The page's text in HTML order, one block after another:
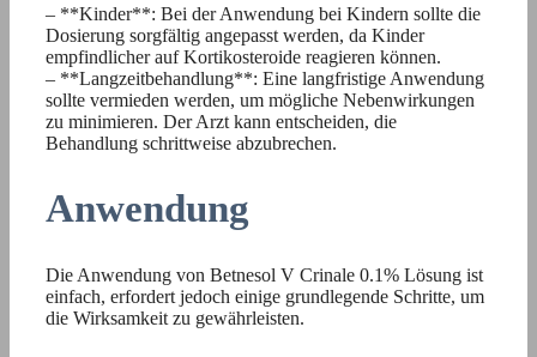
– **Kinder**: Bei der Anwendung bei Kindern sollte die
Dosierung sorgfältig angepasst werden, da Kinder
empfindlicher auf Kortikosteroide reagieren können.
– **Langzeitbehandlung**: Eine langfristige Anwendung
sollte vermieden werden, um mögliche Nebenwirkungen
zu minimieren. Der Arzt kann entscheiden, die
Behandlung schrittweise abzubrechen.
Anwendung
Die Anwendung von Betnesol V Crinale 0.1% Lösung ist
einfach, erfordert jedoch einige grundlegende Schritte, um
die Wirksamkeit zu gewährleisten.